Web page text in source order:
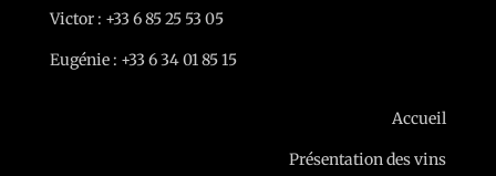
Victor : +33 6 85 25 53 05
Eugénie : +33 6 34 01 85 15
Accueil
Présentation des vins